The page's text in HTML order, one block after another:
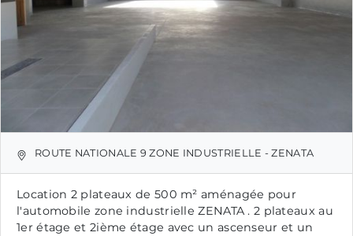
ROUTE NATIONALE 9 ZONE INDUSTRIELLE - ZENATA
Location 2 plateaux de 500 m² aménagée pour
l'automobile zone industrielle ZENATA . 2 plateaux au
1er étage et 2ième étage avec un ascenseur et un